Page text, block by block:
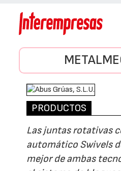
PRODUCTOS
Las juntas rotativas
automático Swivels
mejor de ambas